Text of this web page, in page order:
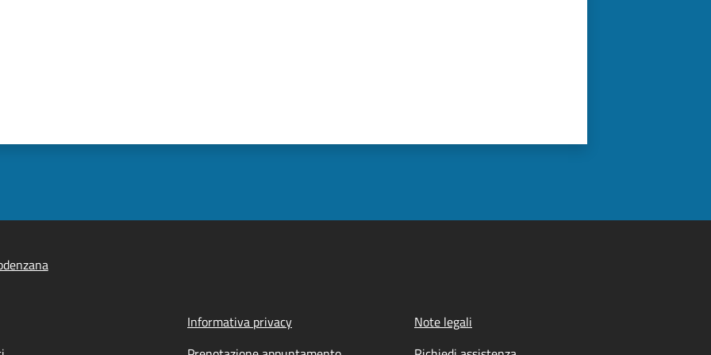
Informativa privacy
Note legali